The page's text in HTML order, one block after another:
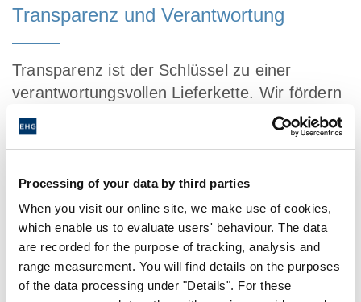
Processing of your data by third parties
When you visit our online site, we make use of cookies,
which enable us to evaluate users' behaviour. The data
are recorded for the purpose of tracking, analysis and
range measurement. You will find details on the purposes
of the data processing under "Details". For these
Transparenz und Verantwortung
Transparenz ist der Schlüssel zu einer
verantwortungsvollen Lieferkette. Wir fördern
den offenen Dialog mit unseren Partnern und
leisten unseren notwendigen Beitrag für das
Partners. Unsere Berichte dokumentieren
Fortschritte und Herausforderungen in diesem
Bereich.